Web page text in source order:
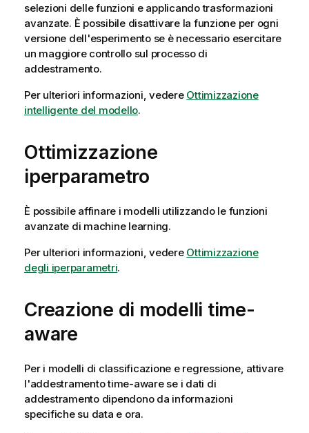
selezioni delle funzioni e applicando trasformazioni
avanzate. È possibile disattivare la funzione per ogni
versione dell'esperimento se è necessario esercitare
un maggiore controllo sul processo di
addestramento.
Per ulteriori informazioni, vedere Ottimizzazione
intelligente del modello.
Ottimizzazione
iperparametro
È possibile affinare i modelli utilizzando le funzioni
avanzate di machine learning.
Per ulteriori informazioni, vedere Ottimizzazione
degli iperparametri.
Creazione di modelli time-
aware
Per i modelli di classificazione e regressione, attivare
l'addestramento time-aware se i dati di
addestramento dipendono da informazioni
specifiche su data e ora.